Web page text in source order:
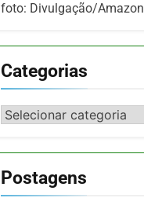
foto: Divulgação/Amazon
Categorias
Categorias
Postagens